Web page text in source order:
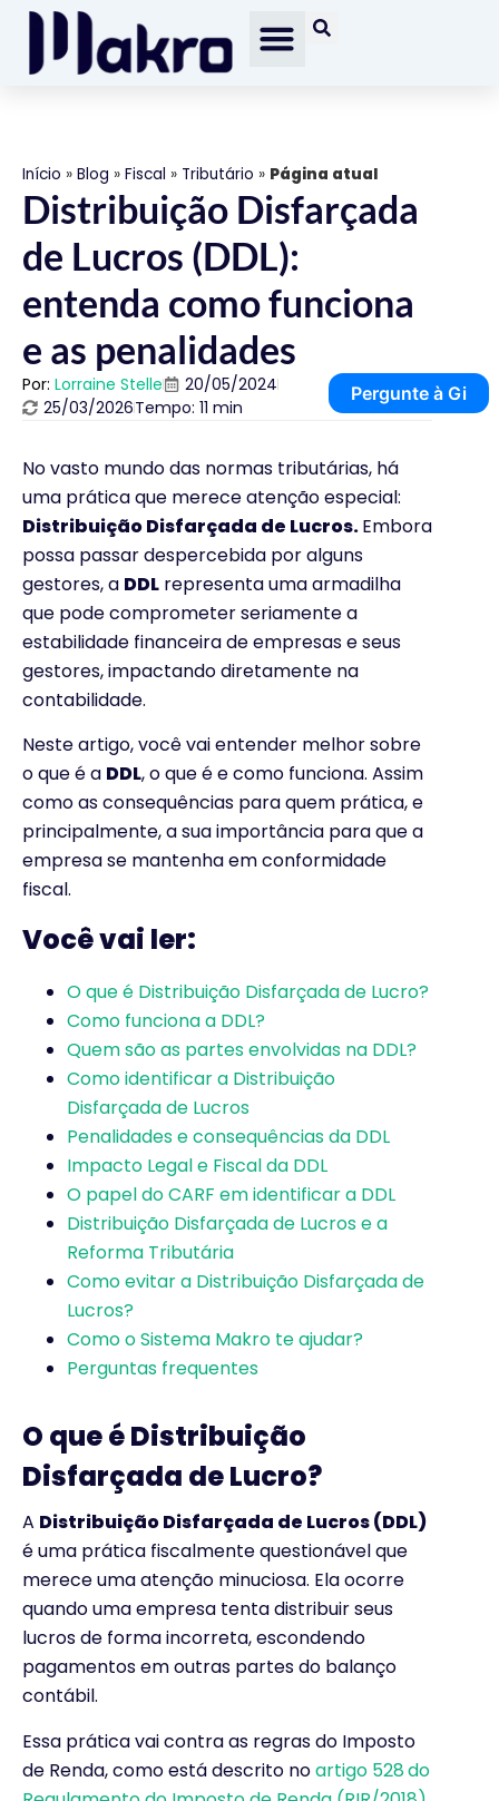
Início » Blog » Fiscal » Tributário » Página atual
Distribuição Disfarçada
de Lucros (DDL):
entenda como funciona
e as penalidades
Por: Lorraine Stelle
20/05/2024
25/03/2026Tempo: 11 min
Pergunte à Gi
No vasto mundo das normas tributárias, há
uma prática que merece atenção especial:
Distribuição Disfarçada de Lucros.Embora
possa passar despercebida por alguns
gestores, a DDL representa uma armadilha
que pode comprometer seriamente a
estabilidade financeira de empresas e seus
gestores, impactando diretamente na
contabilidade.
Neste artigo, você vai entender melhor sobre
o que é a DDL, o que é e como funciona. Assim
como as consequências para quem prática, e
principalmente, a sua importância para que a
empresa se mantenha em conformidade
fiscal.
Você vai ler:
O que é Distribuição Disfarçada de Lucro?
Como funciona a DDL?
Quem são as partes envolvidas na DDL?
Como identificar a Distribuição
Disfarçada de Lucros
Penalidades e consequências da DDL
Impacto Legal e Fiscal da DDL
O papel do CARF em identificar a DDL
Distribuição Disfarçada de Lucros e a
Reforma Tributária
Como evitar a Distribuição Disfarçada de
Lucros?
Como o Sistema Makro te ajudar?
Perguntas frequentes
O que é Distribuição
Disfarçada de Lucro?
A Distribuição Disfarçada de Lucros (DDL)
é uma prática fiscalmente questionável que
merece uma atenção minuciosa. Ela ocorre
quando uma empresa tenta distribuir seus
lucros de forma incorreta, escondendo
pagamentos em outras partes do balanço
contábil.
Essa prática vai contra as regras do Imposto
de Renda, como está descrito noartigo 528do